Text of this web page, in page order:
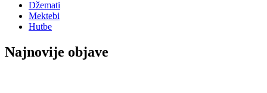
Džemati
Mektebi
Hutbe
Najnovije objave